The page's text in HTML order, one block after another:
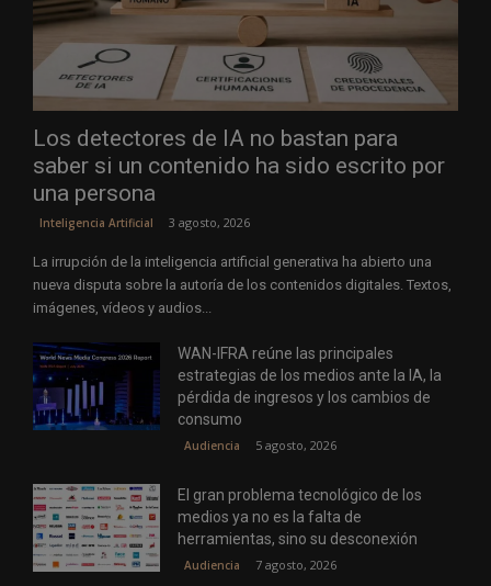
Los detectores de IA no bastan para
saber si un contenido ha sido escrito por
una persona
Inteligencia Artificial 3 agosto, 2026
La irrupción de la inteligencia artificial generativa ha abierto una
nueva disputa sobre la autoría de los contenidos digitales. Textos,
imágenes, vídeos y audios...
WAN-IFRA reúne las principales
estrategias de los medios ante la IA, la
pérdida de ingresos y los cambios de
consumo
Audiencia 5 agosto, 2026
El gran problema tecnológico de los
medios ya no es la falta de
herramientas, sino su desconexión
Audiencia 7 agosto, 2026